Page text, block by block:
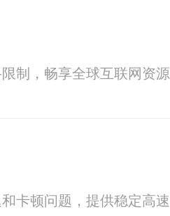
制，畅享全球互联网资源
卡顿问题，提供稳定